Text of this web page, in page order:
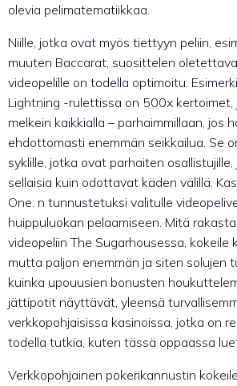
olevia pelimatematiikkaa.
Niille, jotka ovat myös tiettyyn peliin,
muuten Baccarat, suosittelen
videopelille on todella optimoitu.
Lightning -rulettissa on 500x
melkein kaikkialla – parhaimmillaan, jos
ehdottomasti enemmän seikkailua. Se
syklille, jotka ovat parhaiten
sellaisia ​​kuin odottavat käden välillä.
One: n tunnustetuksi valitulle
huippuluokan pelaamiseen. Mitä
videopeliin The Sugarhousessa, kokeile
mutta paljon enemmän ja siten solujen
kuinka upouusien bonusten
jättipotit näyttävät, yleensä
verkkopohjaisissa kasinoissa, jotka on
todella tutkia, kuten tässä oppaassa
Verkkopohjainen pokerikannustin